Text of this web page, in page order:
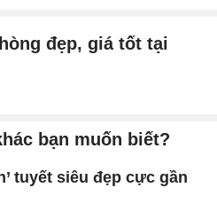
đẹp, giá tốt tại
bạn muốn biết?
tuyết siêu đẹp cực gần